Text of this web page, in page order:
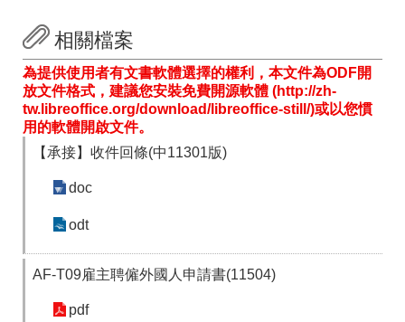
相關檔案
為提供使用者有文書軟體選擇的權利，本文件為ODF開
放文件格式，建議您安裝免費開源軟體 (http://zh-
tw.libreoffice.org/download/libreoffice-still/)或以您慣
用的軟體開啟文件。
【承接】收件回條(中11301版)
doc
odt
AF-T09雇主聘僱外國人申請書(11504)
pdf